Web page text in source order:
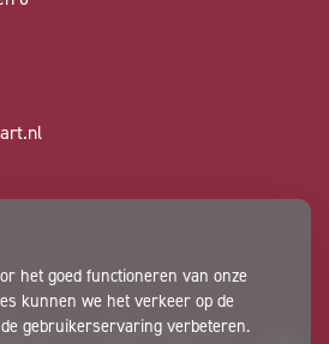
Cookievoorkeuren
het goed functioneren van onze
kunnen we het verkeer op de
gebruikerservaring verbeteren.